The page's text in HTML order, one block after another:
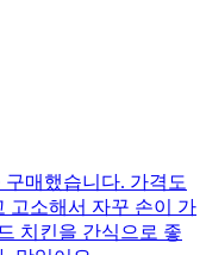
매했습니다. 가격도
고소해서 자꾸 손이 가
치킨을 간식으로 좋